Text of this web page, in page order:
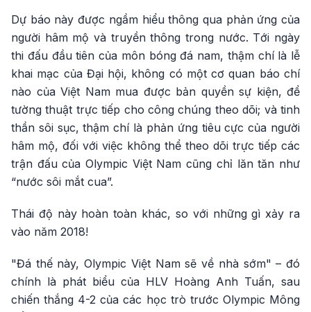
Dự báo này được ngầm hiểu thông qua phản ứng của
người hâm mộ và truyền thông trong nước. Tới ngày
thi đấu đầu tiên của môn bóng đá nam, thậm chí là lễ
khai mạc của Đại hội, không có một cơ quan báo chí
nào của Việt Nam mua được bản quyền sự kiện, để
tường thuật trực tiếp cho công chúng theo dõi; và tinh
thần sôi sục, thậm chí là phản ứng tiêu cực của người
hâm mộ, đối với việc không thể theo dõi trực tiếp các
trận đấu của Olympic Việt Nam cũng chỉ lăn tăn như
“nước sôi mắt cua”.
Thái độ này hoàn toàn khác, so với những gì xảy ra
vào năm 2018!
"Đá thế này, Olympic Việt Nam sẽ về nhà sớm" – đó
chính là phát biểu của HLV Hoàng Anh Tuấn, sau
chiến thắng 4-2 của các học trò trước Olympic Mông